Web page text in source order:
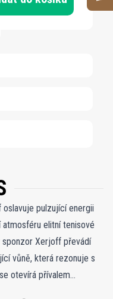
pulzující energii
elitní tenisové
sponzor Xerjoff převádí
vůně, která rezonuje s
otevírá přívalem
která povzbudí